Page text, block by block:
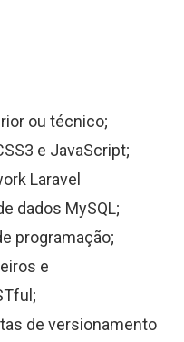
ou técnico;
e JavaScript;
Laravel
dados MySQL;
programação;
e
de versionamento